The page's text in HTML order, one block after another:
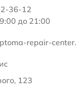
36-12
до 21:00
repair-
123